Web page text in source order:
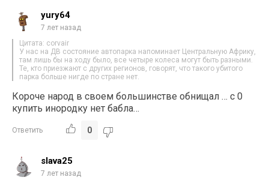
yury64
7 лет назад
Цитата: corvair
У нас на ДВ состояние автопарка напоминает Центральную Африку,
там лишь бы на ходу было, все четыре колеса могут быть разными.
Те, кто приезжают с других регионов, говорят, что такого убитого
парка больше нигде по стране нет.
Короче народ в своем большинстве обнищал … с 0
купить инородку нет бабла…
Ответить 0
slava25
7 лет назад